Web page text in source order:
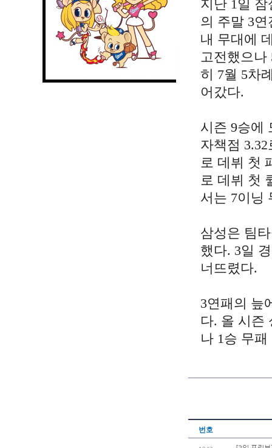
지난 1일 잠
의 주말 3
내 무대에
고전했으나
히 7월 5차
어갔다.
시즌 9승에
자책점
로 데뷔 첫
로 데뷔 첫
서는 7이닝
삼성은 팀
했다. 3일
너뜨렸다.
3연패의 늪
다. 올 시즌
나 1승 무패
번호